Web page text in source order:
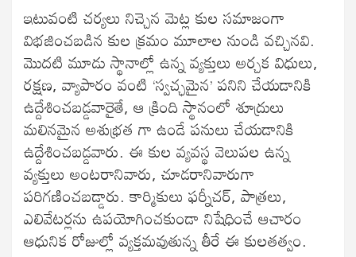
ఇటువంటి చర్యలు నిచ్చెన మెట్ల కుల సమాజంగా
విభజించబడిన కుల క్రమం మూలాల నుండి వచ్చినవి.
మొదటి మూడు స్థానాల్లో ఉన్న వ్యక్తులు అర్చక విధులు,
రక్షణ, వ్యాపారం వంటి ‘స్వచ్ఛమైన’ పనిని చేయడానికి
ఉద్దేశించబడ్డవారైతే, ఆ క్రింది స్థానంలో శూద్రులు
మలినమైన అశుభ్రత గా ఉండే పనులు చేయడానికి
ఉద్దేశించబడ్డవారు. ఈ కుల వ్యవస్థ వెలుపల ఉన్న
వ్యక్తులు అంటరానివారు, చూడరానివారుగా
పరిగణించబడ్డారు. కార్మికులు ఫర్నీచర్, పాత్రలు,
ఎలివేటర్లను ఉపయోగించకుండా నిషేధించే ఆచారం
ఆధునిక రోజుల్లో వ్యక్తమవుతున్న తీరే ఈ కులతత్వం.